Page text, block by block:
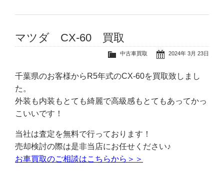
マツダ CX-60 買取
2024年 3月 23日
中古車買取
千葉県のお客様からR5年式のCX-60を買取致しまし
た。
外装も内装もとても綺麗で高級感もとてもあってかっ
こいいです！
当社は査定を無料で行っております！
売却検討の際は是非当店にお任せください♪
お車買取のご相談はこちらから＞＞